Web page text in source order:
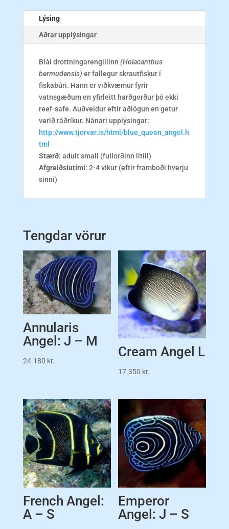
Lýsing
Aðrar upplýsingar
Blái drottningarengillinn (Holacanthus
bermudensis) er fallegur skrautfiskur í
fiskabúri. Hann er viðkvæmur fyrir
vatnsgæðum en yfirleitt harðgerður þó ekki
reef-safe. Auðveldur eftir aðlögun en getur
verið ráðríkur. Nánari upplýsingar:
http://www.tjorvar.is/html/blue_queen_angel.h
tml
Stærð: adult small (fullorðinn lítill)
Afgreiðslutími: 2-4 vikur (eftir framboði hverju
sinni)
Tengdar vörur
Annularis
Angel: J – M
24.180 kr.
Cream Angel L
17.350 kr.
French Angel:
A – S
Emperor
Angel: J – S